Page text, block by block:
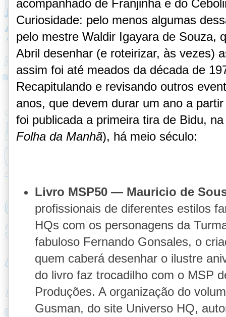
acompanhado de Franjinha e do
Curiosidade: pelo menos algumas
pelo mestre Waldir Igayara de Souza,
Abril desenhar (e roteirizar, às vezes)
assim foi até meados da década de
Recapitulando e revisando outros
anos, que devem durar um ano a
foi publicada a primeira tira de Bidu,
Folha da Manhã), há meio século:
Livro MSP50 — Mauricio de
profissionais de diferentes estilos
HQs com os personagens da
fabuloso Fernando Gonsales, o
quem caberá desenhar o ilustre
do livro faz trocadilho com o MSP
Produções. A organização do
Gusman, do site Universo HQ,